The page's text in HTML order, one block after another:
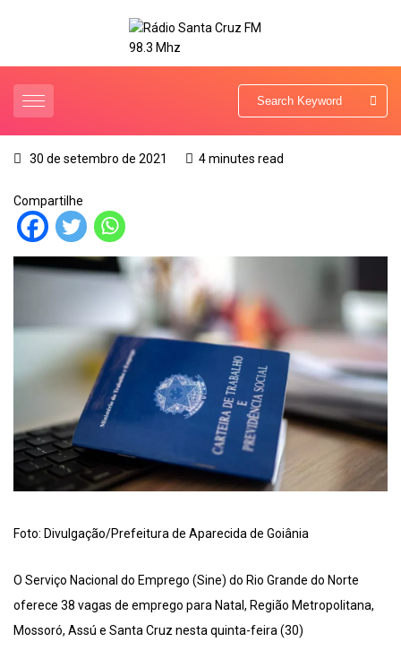
30 de setembro de 2021 4 minutes read
Compartilhe
Foto: Divulgação/Prefeitura de Aparecida de Goiânia
O Serviço Nacional do Emprego (Sine) do Rio Grande do Norte
oferece 38 vagas de emprego para Natal, Região Metropolitana,
Mossoró, Assú e Santa Cruz nesta quinta-feira (30)